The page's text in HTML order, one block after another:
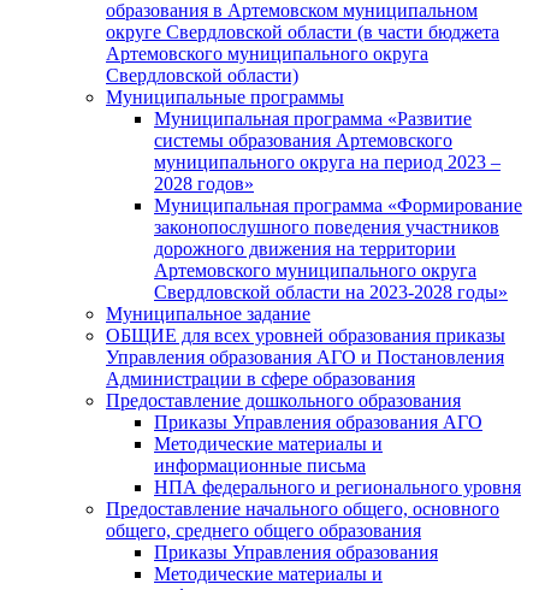
образования в Артемовском муниципальном
округе Свердловской области (в части бюджета
Артемовского муниципального округа
Свердловской области)
Муниципальные программы
Муниципальная программа «Развитие
системы образования Артемовского
муниципального округа на период 2023 –
2028 годов»
Муниципальная программа «Формирование
законопослушного поведения участников
дорожного движения на территории
Артемовского муниципального округа
Свердловской области на 2023-2028 годы»
Муниципальное задание
ОБЩИЕ для всех уровней образования приказы
Управления образования АГО и Постановления
Администрации в сфере образования
Предоставление дошкольного образования
Приказы Управления образования АГО
Методические материалы и
информационные письма
НПА федерального и регионального уровня
Предоставление начального общего, основного
общего, среднего общего образования
Приказы Управления образования
Методические материалы и